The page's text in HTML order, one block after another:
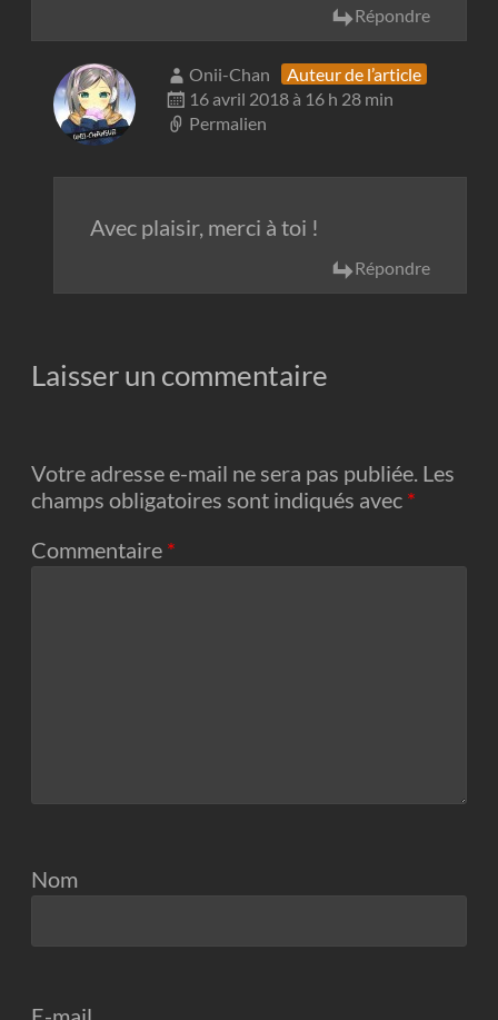
Répondre
Onii-Chan
Auteur de l’article
16 avril 2018 à 16 h 28 min
Permalien
Avec plaisir, merci à toi !
Répondre
Laisser un commentaire
Votre adresse e-mail ne sera pas publiée. Les
champs obligatoires sont indiqués avec *
Commentaire *
Nom